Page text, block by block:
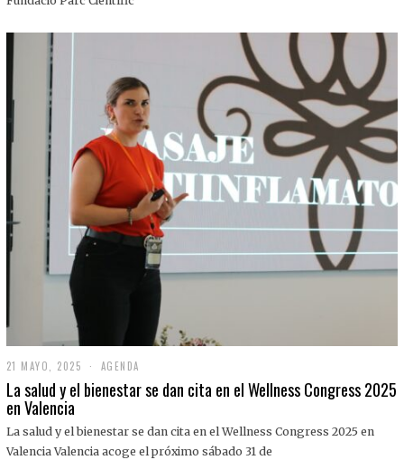
21 MAYO, 2025
1
M
O
,
AGENDA
La salud y el bienestar se dan cita en el Wellness Congress 2025
en Valencia
La salud y el bienestar se dan cita en el Wellness Congress 2025 en
Valencia Valencia acoge el próximo sábado 31 de